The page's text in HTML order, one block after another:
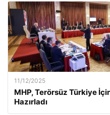
11/12/2025
MHP, Terörsüz Türkiye
Hazırladı